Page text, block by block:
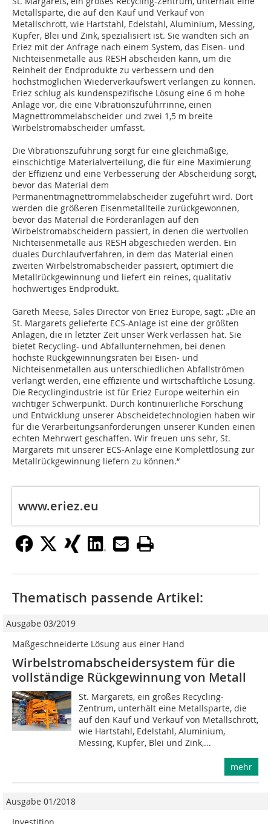
Metallsparte, die auf den Kauf und Verkauf von
Metallschrott, wie Hartstahl, Edelstahl, Aluminium, Messing,
Kupfer, Blei und Zink, spezialisiert ist. Sie wandten sich an
Eriez mit der Anfrage nach einem System, das Eisen- und
Nichteisenmetalle aus RESH abscheiden kann, um die
Reinheit der Endprodukte zu verbessern und den
höchstmöglichen Wiederverkaufswert verlangen zu können.
Eriez schlug als kundenspezifische Lösung eine 6 m hohe
Anlage vor, die eine Vibrationszuführrinne, einen
Magnettrommelabscheider und zwei 1,5 m breite
Wirbelstromabscheider umfasst.
Die Vibrationszuführung sorgt für eine gleichmäßige,
einschichtige Materialverteilung, die für eine Maximierung
der Effizienz und eine Verbesserung der Abscheidung sorgt,
bevor das Material dem
Permanentmagnettrommelabscheider zugeführt wird. Dort
werden die größeren Eisenmetallteile zurückgewonnen,
bevor das Material die Förderanlagen auf den
Wirbelstromabscheidern passiert, in denen die wertvollen
Nichteisenmetalle aus RESH abgeschieden werden. Ein
duales Durchlaufverfahren, in dem das Material einen
zweiten Wirbelstromabscheider passiert, optimiert die
Metallrückgewinnung und liefert ein reines, qualitativ
hochwertiges Endprodukt.
Gareth Meese, Sales Director von Eriez Europe, sagt: „Die an
St. Margarets gelieferte ECS-Anlage ist eine der größten
Anlagen, die in letzter Zeit unser Werk verlassen hat. Sie
bietet Recycling- und Abfallunternehmen, bei denen
höchste Rückgewinnungsraten bei Eisen- und
Nichteisenmetallen aus unterschiedlichen Abfallströmen
verlangt werden, eine effiziente und wirtschaftliche Lösung.
Die Recyclingindustrie ist für Eriez Europe weiterhin ein
wichtiger Schwerpunkt. Durch kontinuierliche Forschung
und Entwicklung unserer Abscheidetechnologien haben wir
für die Verarbeitungsanforderungen unserer Kunden einen
echten Mehrwert geschaffen. Wir freuen uns sehr, St.
Margarets mit unserer ECS-Anlage eine Komplettlösung zur
Metallrückgewinnung liefern zu können.“
www.eriez.eu
Thematisch passende Artikel:
Ausgabe 03/2019
Maßgeschneiderte Lösung aus einer Hand
Wirbelstromabscheidersystem für die
vollständige Rückgewinnung von Metall
St. Margarets, ein großes Recycling-
Zentrum, unterhält eine Metallsparte, die
auf den Kauf und Verkauf von Metallschrott,
wie Hartstahl, Edelstahl, Aluminium,
Messing, Kupfer, Blei und Zink,...
mehr
Ausgabe 01/2018